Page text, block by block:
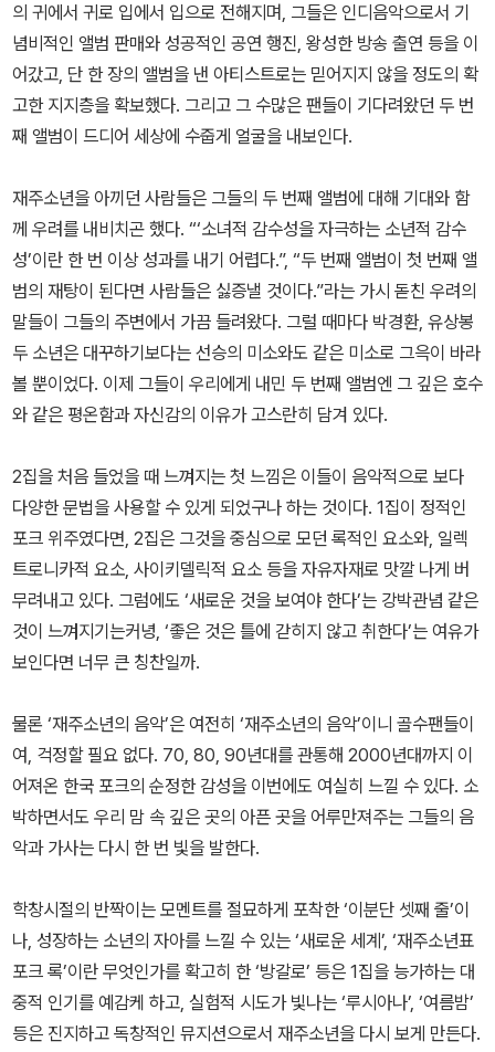
의 귀에서 귀로 입에서 입으로 전해지며, 그들은 인디음악으로서 기
념비적인 앨범 판매와 성공적인 공연 행진, 왕성한 방송 출연 등을 이
어갔고, 단 한 장의 앨범을 낸 아티스트로는 믿어지지 않을 정도의 확
고한 지지층을 확보했다. 그리고 그 수많은 팬들이 기다려왔던 두 번
째 앨범이 드디어 세상에 수줍게 얼굴을 내보인다.
재주소년을 아끼던 사람들은 그들의 두 번째 앨범에 대해 기대와 함
께 우려를 내비치곤 했다. “‘소녀적 감수성을 자극하는 소년적 감수
성’이란 한 번 이상 성과를 내기 어렵다.”, “두 번째 앨범이 첫 번째 앨
범의 재탕이 된다면 사람들은 싫증낼 것이다.”라는 가시 돋친 우려의
말들이 그들의 주변에서 가끔 들려왔다. 그럴 때마다 박경환, 유상봉
두 소년은 대꾸하기보다는 선승의 미소와도 같은 미소로 그윽이 바라
볼 뿐이었다. 이제 그들이 우리에게 내민 두 번째 앨범엔 그 깊은 호수
와 같은 평온함과 자신감의 이유가 고스란히 담겨 있다.
2집을 처음 들었을 때 느껴지는 첫 느낌은 이들이 음악적으로 보다
다양한 문법을 사용할 수 있게 되었구나 하는 것이다. 1집이 정적인
포크 위주였다면, 2집은 그것을 중심으로 모던 록적인 요소와, 일렉
트로니카적 요소, 사이키델릭적 요소 등을 자유자재로 맛깔 나게 버
무려내고 있다. 그럼에도 ‘새로운 것을 보여야 한다’는 강박관념 같은
것이 느껴지기는커녕, ‘좋은 것은 틀에 갇히지 않고 취한다’는 여유가
보인다면 너무 큰 칭찬일까.
물론 ‘재주소년의 음악’은 여전히 ‘재주소년의 음악’이니 골수팬들이
여, 걱정할 필요 없다. 70, 80, 90년대를 관통해 2000년대까지 이
어져온 한국 포크의 순정한 감성을 이번에도 여실히 느낄 수 있다. 소
박하면서도 우리 맘 속 깊은 곳의 아픈 곳을 어루만져주는 그들의 음
악과 가사는 다시 한 번 빛을 발한다.
학창시절의 반짝이는 모멘트를 절묘하게 포착한 ‘이분단 셋째 줄’이
나, 성장하는 소년의 자아를 느낄 수 있는 ‘새로운 세계’, ‘재주소년표
포크 록’이란 무엇인가를 확고히 한 ‘방갈로’ 등은 1집을 능가하는 대
중적 인기를 예감케 하고, 실험적 시도가 빛나는 ‘루시아나’, ‘여름밤’
등은 진지하고 독창적인 뮤지션으로서 재주소년을 다시 보게 만든다.